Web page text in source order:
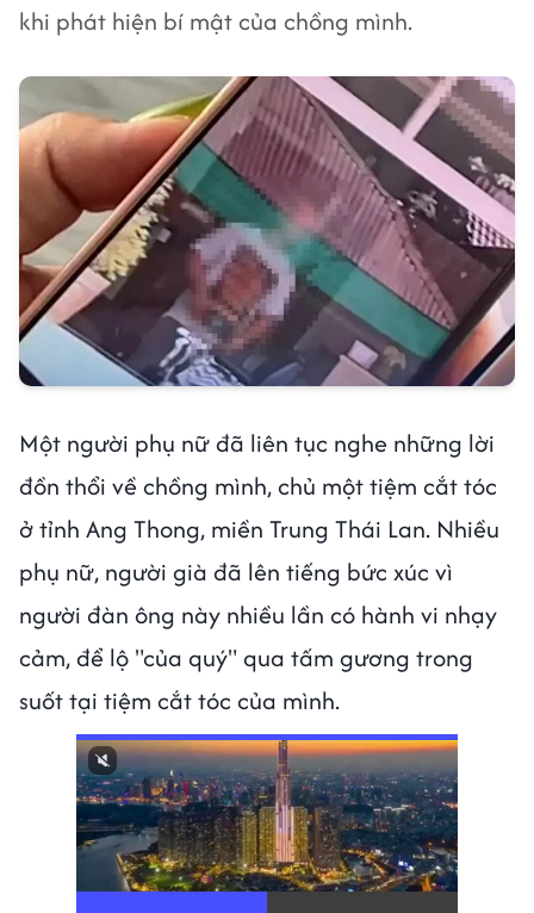
khi phát hiện bí mật của chồng mình.
Một người phụ nữ đã liên tục nghe những lời
đồn thổi về chồng mình, chủ một tiệm cắt tóc
ở tỉnh Ang Thong, miền Trung Thái Lan. Nhiều
phụ nữ, người già đã lên tiếng bức xúc vì
người đàn ông này nhiều lần có hành vi nhạy
cảm, để lộ "của quý" qua tấm gương trong
suốt tại tiệm cắt tóc của mình.